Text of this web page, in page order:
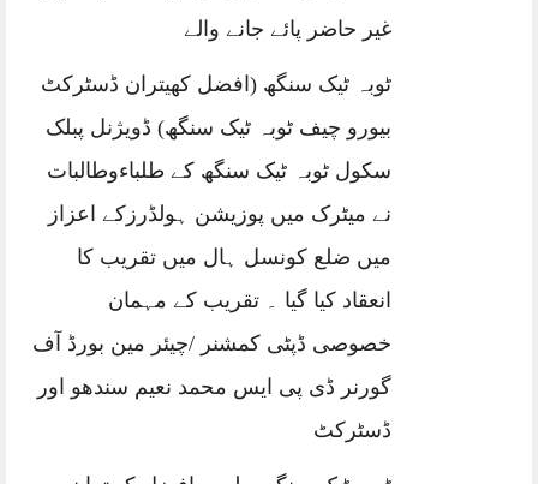
غیر حاضر پائے جانے والے
ٹوبہ ٹیک سنگھ (افضل کھیتران ڈسٹرکٹ
بیورو چیف ٹوبہ ٹیک سنگھ) ڈویژنل پبلک
سکول ٹوبہ ٹیک سنگھ کے طلباءوطالبات
نے میٹرک میں پوزیشن ہولڈرزکے اعزاز
میں ضلع کونسل ہال میں تقریب کا
انعقاد کیا گیا ۔ تقریب کے مہمان
خصوصی ڈپٹی کمشنر /چیئر مین بورڈ آف
گورنر ڈی پی ایس محمد نعیم سندھو اور
ڈسٹرکٹ